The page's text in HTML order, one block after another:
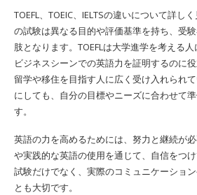
TOEFL、TOEIC、IELTSの違いについて詳し
の試験は異なる目的や評価基準を持ち、受
肢となります。TOEFLは大学進学を考える
ビジネスシーンでの英語力を証明するのに
留学や移住を目指す人に広く受け入れられ
にしても、自分の目標やニーズに合わせて
す。
英語の力を高めるためには、努力と継続が
や実践的な英語の使用を通じて、自信をつけ
試験だけでなく、実際のコミュニケーショ
とも大切です。